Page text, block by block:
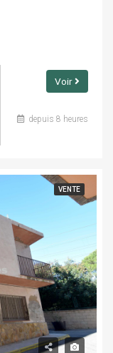
Voir
depuis 8 heures
VENTE